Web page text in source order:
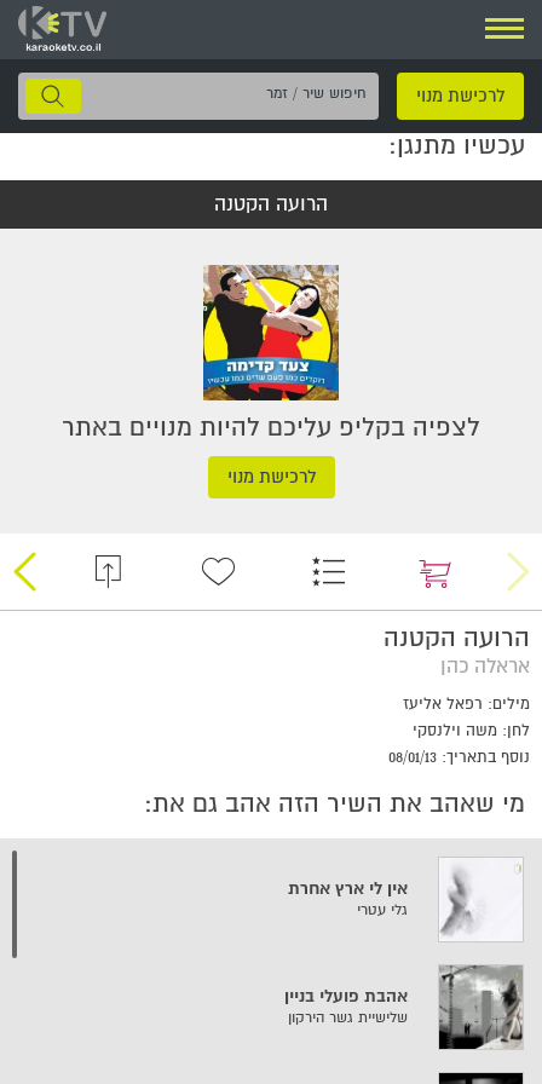
ניווט
לרכישת מנוי
חיפוש
שיר
עכשיו מתנגן:
הרועה הקטנה
לצפיה בקליפ עליכם להיות מנויים באתר
לרכישת מנוי
הרועה הקטנה
אראלה כהן
מילים: רפאל אליעז
לחן: משה וילנסקי
נוסף בתאריך: 08/01/13
מי שאהב את השיר הזה אהב גם את:
אין לי ארץ אחרת
גלי עטרי
אהבת פועלי בניין
שלישיית גשר הירקון